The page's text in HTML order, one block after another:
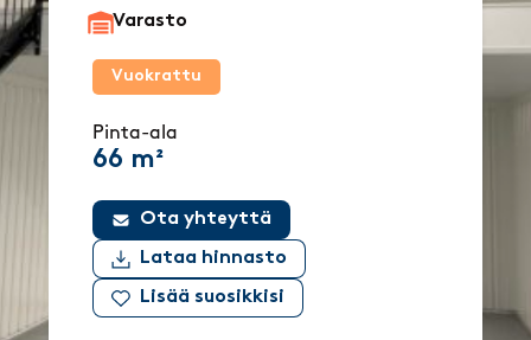
Varasto
Vuokrattu
Pinta-ala
66 m²
Ota yhteyttä
Lataa hinnasto
Lisää suosikkisi